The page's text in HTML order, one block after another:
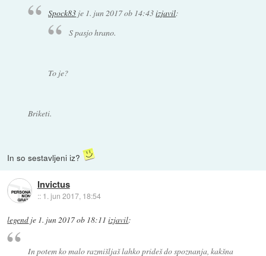
Spock83 je 1. jun 2017 ob 14:43izjavil:
S pasjo hrano.
To je?
Briketi.
In so sestavljeni iz?
Invictus
:: 1. jun 2017, 18:54
legend je 1. jun 2017 ob 18:11 izjavil:
In potem ko malo razmišljaš lahko prideš do spoznanja, kakšna